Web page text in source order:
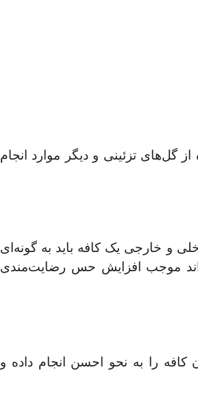
تزئینی و دیگر موارد انجام
و خارجی یک کافه باید به گونه‌ای
موجب افزایش حس رضایت‌مندی
را به نحو احسن انجام داده و